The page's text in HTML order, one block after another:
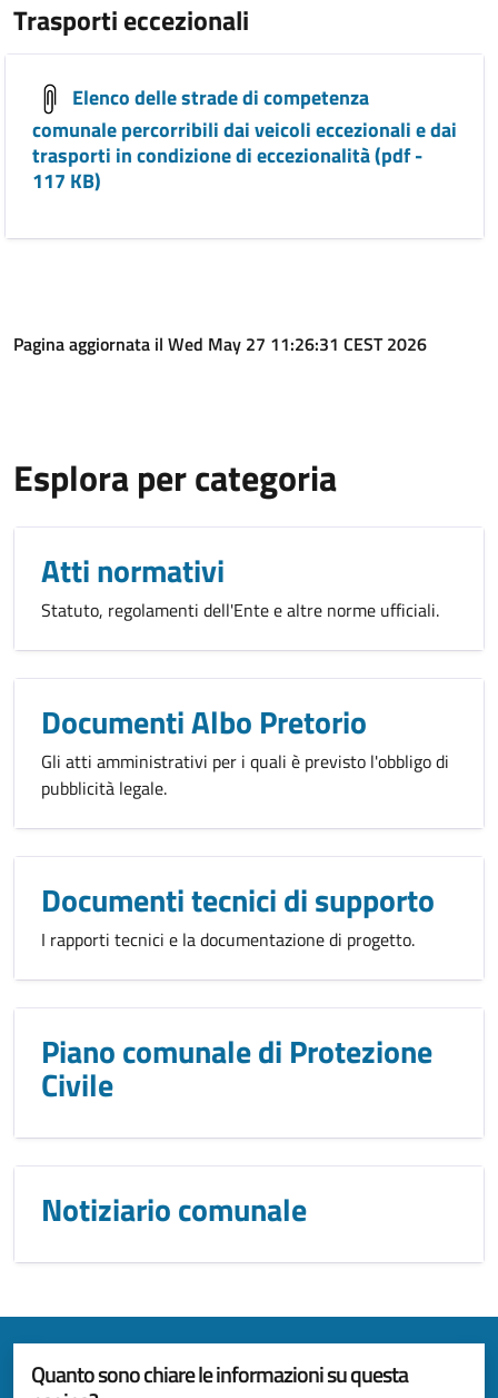
Trasporti eccezionali
Elenco delle strade di competenza
comunale percorribili dai veicoli eccezionali e dai
trasporti in condizione di eccezionalità (pdf -
117 KB)
Pagina aggiornata il Wed May 27 11:26:31 CEST 2026
Esplora per categoria
Atti normativi
Statuto, regolamenti dell'Ente e altre norme ufficiali.
Documenti Albo Pretorio
Gli atti amministrativi per i quali è previsto l'obbligo di
pubblicità legale.
Documenti tecnici di supporto
I rapporti tecnici e la documentazione di progetto.
Piano comunale di Protezione
Civile
Notiziario comunale
Quanto sono chiare le informazioni su questa